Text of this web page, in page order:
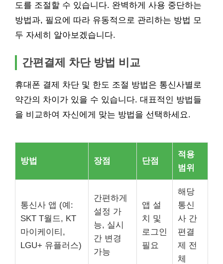
도를 조절할 수 있습니다. 완벽하게 사용 중단하는
방법과, 필요에 따라 유동적으로 관리하는 방법 모
두 자세히 알아보겠습니다.
간편결제 차단 방법 비교
휴대폰 결제 차단 및 한도 조절 방법은 통신사별로
약간의 차이가 있을 수 있습니다. 대표적인 방법들
을 비교하여 자신에게 맞는 방법을 선택하세요.
방법 장점 단점
적용
범위
통신사 앱 (예:
SKT T월드, KT
마이케이티,
LGU+ 유플러스)
간편하게
설정 가
능, 실시
간 변경
가능
앱 설
치 및
로그인
필요
해당
통신
사 간
편결
제 전
체